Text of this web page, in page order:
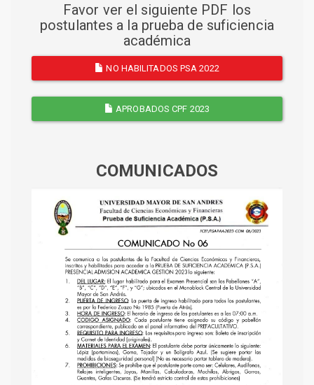
Favor ver el siguiente PDF los
postulantes a la prueba de suficiencia
académica
NO HABILITADOS PSA 2022
APROBADOS CPF 2023
COMUNICADOS